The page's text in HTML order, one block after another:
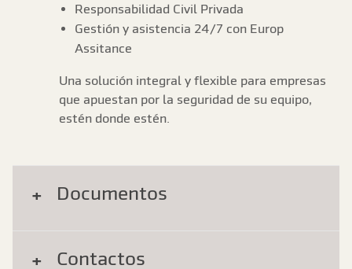
Responsabilidad Civil Privada
Gestión y asistencia 24/7 con Europ
Assitance
Una solución integral y flexible para empresas
que apuestan por la seguridad de su equipo,
estén donde estén.
Documentos
Contactos